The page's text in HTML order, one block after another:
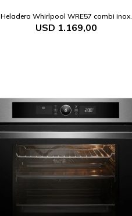
Heladera Whirlpool WRE57 combi inox.
USD 1.169,00